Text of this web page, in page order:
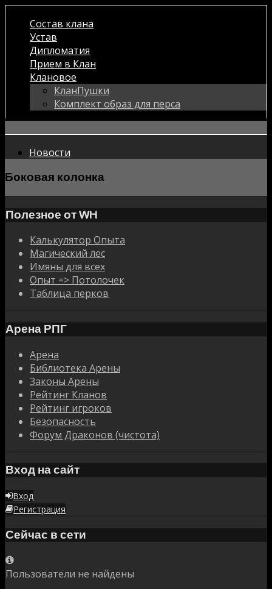
Состав клана
Устав
Дипломатия
Прием в Клан
Клановое
КланПушки
Комплект образ для перса
Новости
Боковая колонка
Полезное от WH
Калькулятор Опыта
Магический лес
Имяны для всех
Опыт => Потолочек
Таблица перков
Арена РПГ
Арена
Библиотека Арены
Законы Арены
Рейтинг Кланов
Рейтинг игроков
Безопасность
Форум Драконов (чистота)
Вход на сайт
Вход
Регистрация
Сейчас в сети
Пользователи не найдены